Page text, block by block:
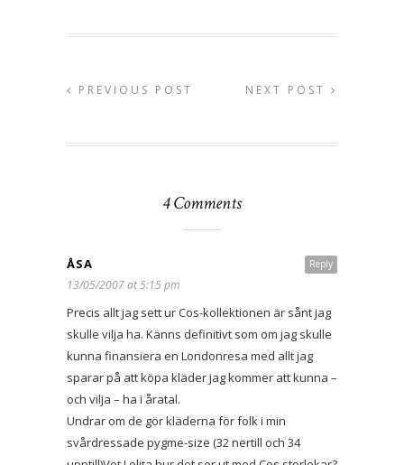
PREVIOUS POST NEXT POST
4 Comments
Reply
ÅSA
13/05/2007 at 5:15 pm
Precis allt jag sett ur Cos-kollektionen är sånt jag
skulle vilja ha. Känns definitivt som om jag skulle
kunna finansiera en Londonresa med allt jag
sparar på att köpa kläder jag kommer att kunna –
och vilja – ha i åratal.
Undrar om de gör kläderna för folk i min
svårdressade pygme-size (32 nertill och 34